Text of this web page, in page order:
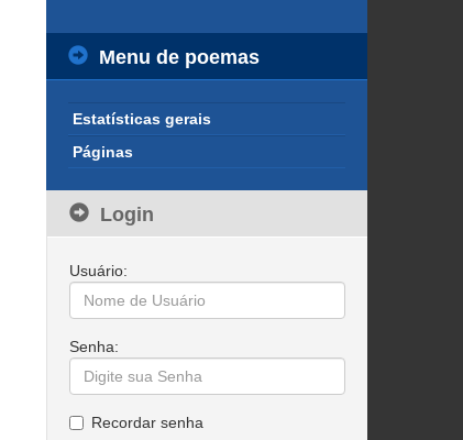
Menu de poemas
Estatísticas gerais
Páginas
Login
Usuário:
Senha:
Recordar senha